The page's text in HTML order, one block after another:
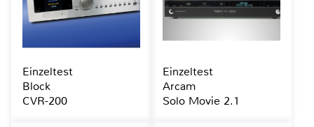
Einzeltest
Block
CVR-200
Einzeltest
Arcam
Solo Movie 2.1